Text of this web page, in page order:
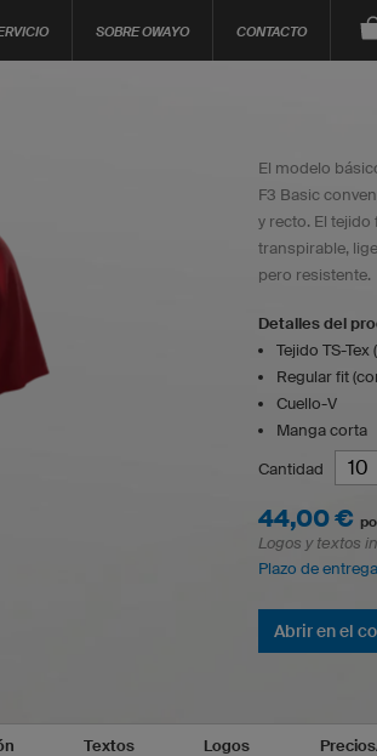
SOBRE OWAYO CONTACTO
El modelo
F3 Basic
y recto. El tejido
transpirable,
pero resistente.
Detalles del
Tejido TS-
Regular fit
Cuello-V
Manga corta
Cantidad
44,00 €
Logos y textos
Plazo de
Abrir en el
Textos Logos